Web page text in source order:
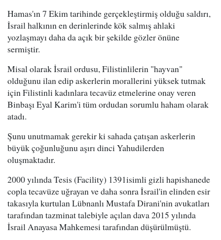
Hamas'ın 7 Ekim tarihinde gerçekleştirmiş olduğu saldırı,
İsrail halkının en derinlerinde kök salmış ahlaki
yozlaşmayı daha da açık bir şekilde gözler önüne
sermiştir.
Misal olarak İsrail ordusu, Filistinlilerin "hayvan"
olduğunu ilan edip askerlerin morallerini yüksek tutmak
için Filistinli kadınlara tecavüz etmelerine onay veren
Binbaşı Eyal Karim'i tüm ordudan sorumlu haham olarak
atadı.
Şunu unutmamak gerekir ki sahada çatışan askerlerin
büyük çoğunluğunu aşırı dinci Yahudilerden
oluşmaktadır.
2000 yılında Tesis (Facility) 1391isimli gizli hapishanede
copla tecavüze uğrayan ve daha sonra İsrail'in elinden esir
takasıyla kurtulan Lübnanlı Mustafa Dirani'nin avukatları
tarafından tazminat talebiyle açılan dava 2015 yılında
İsrail Anayasa Mahkemesi tarafından düşürülmüştü.